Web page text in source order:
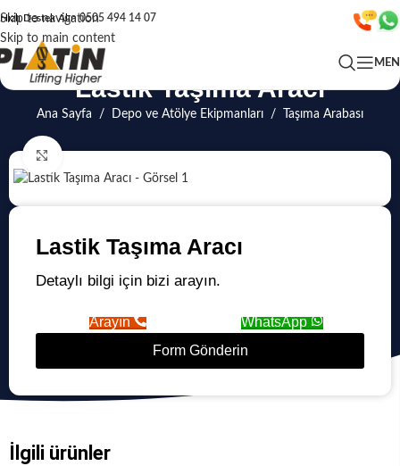
Skip to navigation
Skip to main content
Hızlı Destek Alın0505 494 14 07
Lastik Taşıma Aracı
Ana Sayfa / Depo ve Atölye Ekipmanları / Taşıma Arabası
Lastik Taşıma Aracı
Detaylı bilgi için bizi arayın.
Arayın
WhatsApp
Form Gönderin
İlgili ürünler